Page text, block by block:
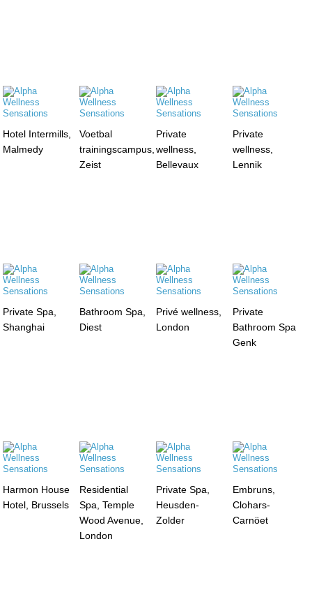
Hotel Intermills,
Malmedy
Voetbal
trainingscampus,
Zeist
Private
wellness,
Bellevaux
Private
wellness,
Lennik
Private Spa,
Shanghai
Bathroom Spa,
Diest
Privé wellness,
London
Private
Bathroom Spa
Genk
Harmon House
Hotel, Brussels
Residential
Spa, Temple
Wood Avenue,
London
Private Spa,
Heusden-
Zolder
Embruns,
Clohars-
Carnöet